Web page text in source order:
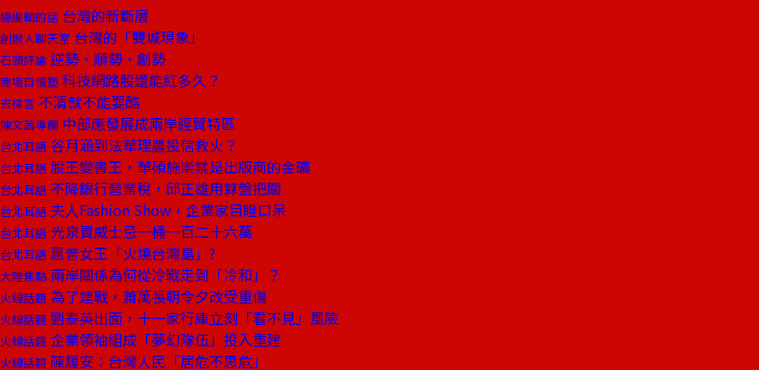
總編輯的話 台灣的新斷層
創辦人聊天室 台灣的「雙城現象」
石頭評論 逆勢‧順勢‧創勢
商場自慢塾 科技網路股還能紅多久？
去梯言 不清就不能耍酷
陳文茜專欄 中部應發展成兩岸經貿特區
台北耳語 谷月涵到法華理農投信救火？
台北耳語 股王變書王，華碩施崇棠是出版商的金礦
台北耳語 不降銀行營業稅，邱正雄用算盤把關
台北耳語 夫人Fashion Show，企業家目瞪口呆
台北耳語 光泉賣威士忌一桶一百二十六萬
台北耳語 惠普女王「火燒台灣島」?
大陸焦點 兩岸關係為何從冷戰走到「冷和」？
火線話題 為了連戰，蕭萬長朝令夕改受重傷
火線話題 劉泰英出面，十一家行庫立刻「看不見」風險
火線話題 企業領袖組成「夢幻隊伍」投入重建
火線話題 陳履安：台灣人民「居危不思危」